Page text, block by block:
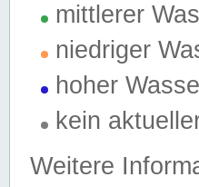
mittlerer
niedriger
hoher
kein
Weitere